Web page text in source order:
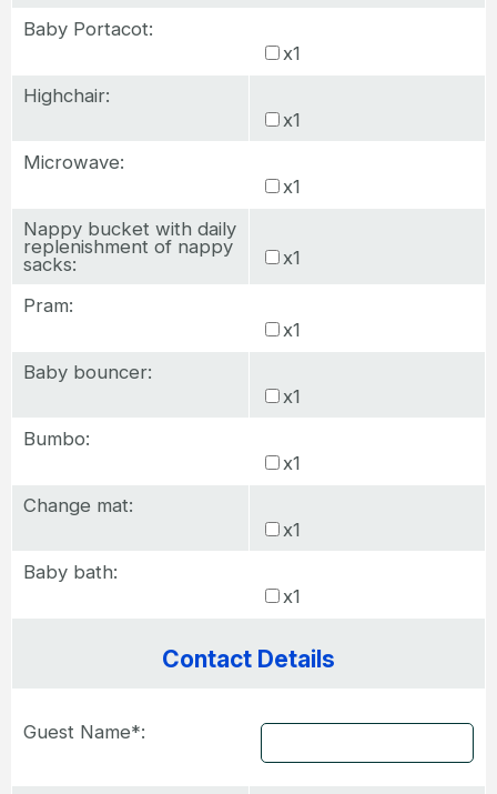
Baby Portacot:
x1
Highchair:
x1
Microwave:
x1
Nappy bucket with daily
replenishment of nappy
sacks:
x1
Pram:
x1
Baby bouncer:
x1
Bumbo:
x1
Change mat:
x1
Baby bath:
x1
Contact Details
Guest Name*: